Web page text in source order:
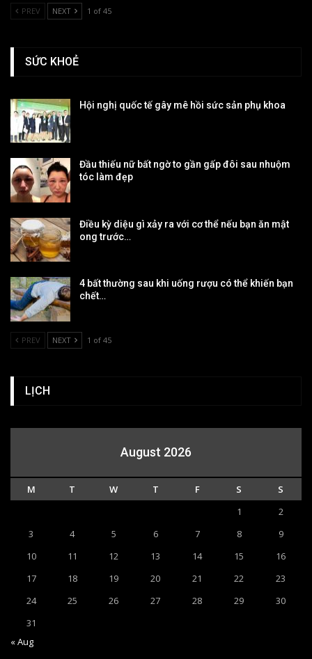
PREV NEXT 1 of 45
SỨC KHOẺ
Hội nghị quốc tế gây mê hồi sức sản phụ khoa
Đầu thiếu nữ bất ngờ to gần gấp đôi sau nhuộm
tóc làm đẹp
Điều kỳ diệu gì xảy ra với cơ thể nếu bạn ăn mật
ong trước…
4 bất thường sau khi uống rượu có thể khiến bạn
chết…
PREV NEXT 1 of 45
LỊCH
August 2026
M T W T F S
S
1
2
3
4 5 6 7 8
9
10
11 12 13 14 15
16
17
18 19 20 21 22
23
24
25 26 27 28 29
30
31
« Aug